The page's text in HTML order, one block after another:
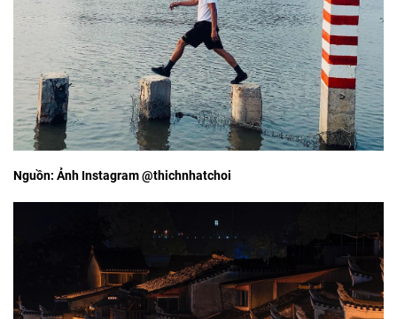
Nguồn: Ảnh Instagram @thichnhatchoi